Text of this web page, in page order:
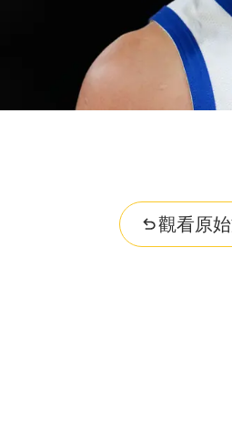
觀看原